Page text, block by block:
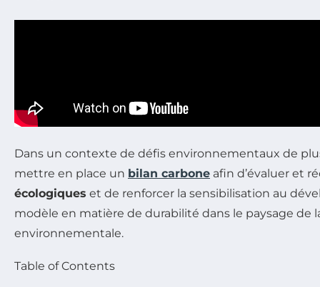
Dans un contexte de défis environnementaux de
mettre en place un bilan carbone afin d’évaluer et
écologiques et de renforcer la sensibilisation au
modèle en matière de durabilité dans le paysage
environnementale.
Table of Contents